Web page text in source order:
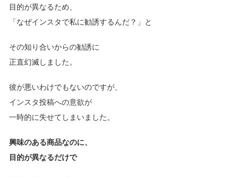
目的が異なるため、
「なぜインスタで私に勧誘するんだ？」と
その知り合いからの勧誘に
正直幻滅しました。
彼が悪いわけでもないのですが、
インスタ投稿への意欲が
一時的に失せてしまいました。
興味のある商品なのに、
目的が異なるだけで